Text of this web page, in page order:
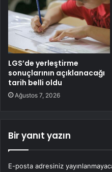
LGS’de yerleştirme
sonuçlarının açıklanacağı
tarih belli oldu
Ağustos 7, 2026
Bir yanıt yazın
E-posta adresiniz